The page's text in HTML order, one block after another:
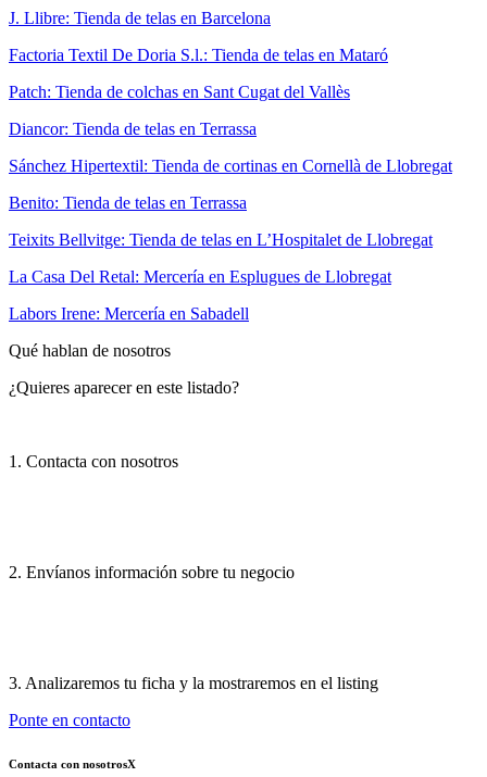
J. Llibre: Tienda de telas en Barcelona
Factoria Textil De Doria S.l.: Tienda de telas en Mataró
Patch: Tienda de colchas en Sant Cugat del Vallès
Diancor: Tienda de telas en Terrassa
Sánchez Hipertextil: Tienda de cortinas en Cornellà de Llobregat
Benito: Tienda de telas en Terrassa
Teixits Bellvitge: Tienda de telas en L’Hospitalet de Llobregat
La Casa Del Retal: Mercería en Esplugues de Llobregat
Labors Irene: Mercería en Sabadell
Qué hablan de nosotros
¿Quieres aparecer en este listado?
1. Contacta con nosotros
2. Envíanos información sobre tu negocio
3. Analizaremos tu ficha y la mostraremos en el listing
Ponte en contacto
Contacta con nosotrosX